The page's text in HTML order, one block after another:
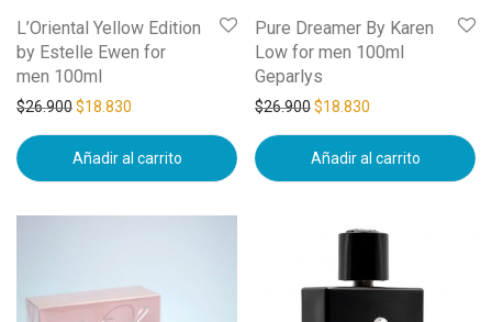
L’Oriental Yellow Edition
by Estelle Ewen for
men 100ml
$26.900$18.830
Añadir al carrito
Pure Dreamer By Karen
Low for men 100ml
Geparlys
$26.900$18.830
Añadir al carrito